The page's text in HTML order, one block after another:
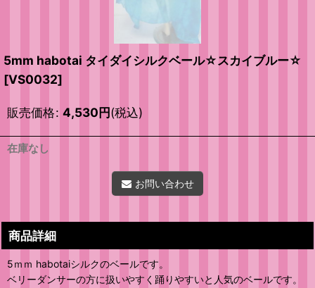
5mm habotai タイダイシルクベール☆スカイブルー☆
[VS0032]
販売価格: 4,530円(税込)
在庫なし
お問い合わせ
商品詳細
5ｍｍ habotaiシルクのベールです。
ベリーダンサーの方に扱いやすく踊りやすいと人気のベールです。